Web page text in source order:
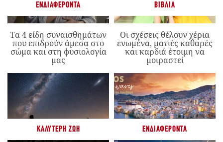
ΕΝΔΙΑΦΈΡΟΝΤΑ
Τα 4 είδη συναισθημάτων
που επιδρούν άμεσα στο
σώμα και στη φυσιολογία
μας
ΒΙΒΛΊΑ
Οι σχέσεις θέλουν χέρια
ενωμένα, ματιές καθαρές
και καρδιά έτοιμη να
μοιραστεί
ΚΑΛΎΤΕΡΗ ΖΩΉ ΕΝΔΙΑΦΈΡΟΝΤΑ